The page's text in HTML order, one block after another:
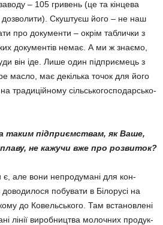
– 105 гривень (це та кінцева
Скуштуєш його – не наш
про документи – окрім таблички з
до­кументів немає. А ми ж знаємо,
він іде. Лише один під­приємець з
масло, має декілька точок для його
на тра­диційному сіль­ськогоспо­дарсь­ко­
таким підприємствам, як Ва­ше,
не кажучи вже про роз­виток?
є, але вони непродумані для кон­
побувати в Білорусі на
до Ковельського. Там встанов­лені
лінії виробництва молочних продук­